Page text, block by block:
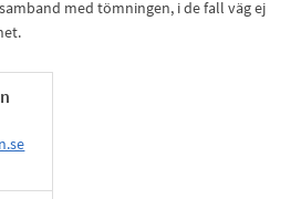
med tömningen, i de fall väg ej